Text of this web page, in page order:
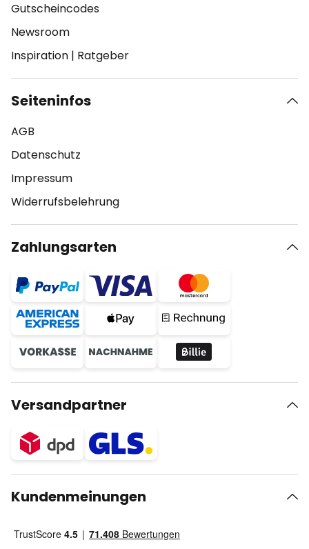
Gutscheincodes
Newsroom
Inspiration | Ratgeber
Seiteninfos
AGB
Datenschutz
Impressum
Widerrufsbelehrung
Zahlungsarten
Versandpartner
Kundenmeinungen